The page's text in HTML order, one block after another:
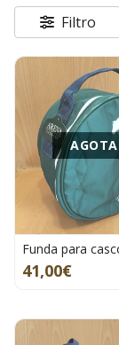
Filtro
Funda para
41,00€